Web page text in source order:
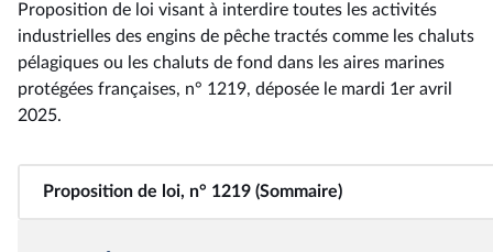
Proposition de loi visant à interdire toutes les activités
industrielles des engins de pêche tractés comme les chaluts
pélagiques ou les chaluts de fond dans les aires marines
protégées françaises, n° 1219, déposée le mardi 1er avril
2025.
Proposition de loi, n° 1219 (Sommaire)